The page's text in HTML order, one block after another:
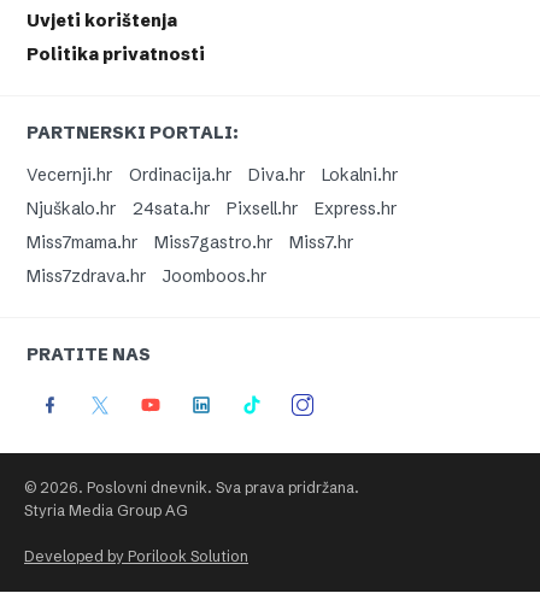
Uvjeti korištenja
Politika privatnosti
PARTNERSKI PORTALI:
Vecernji.hr
Ordinacija.hr Diva.hr
Lokalni.hr
Njuškalo.hr
24sata.hr Pixsell.hr
Express.hr
Miss7mama.hr
Miss7gastro.hr
Miss7.hr
Miss7zdrava.hr
Joomboos.hr
PRATITE NAS
© 2026. Poslovni dnevnik. Sva prava pridržana.
Styria Media Group AG
Developed by Porilook Solution